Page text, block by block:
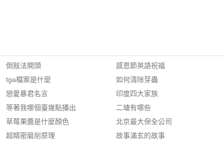
倒敍法開頭
tga檔案是什麼
戀愛暴君名言
等著我哪個臺幾點播出
草莓果醬是什麼顏色
超精密磨削原理
感恩節英語祝福
如何清除芽蟲
印度四大家族
二塘有哪些
北京最大保全公司
故事滿玄的故事